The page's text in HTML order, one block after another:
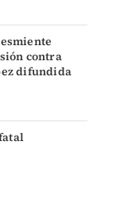
contra
difundida